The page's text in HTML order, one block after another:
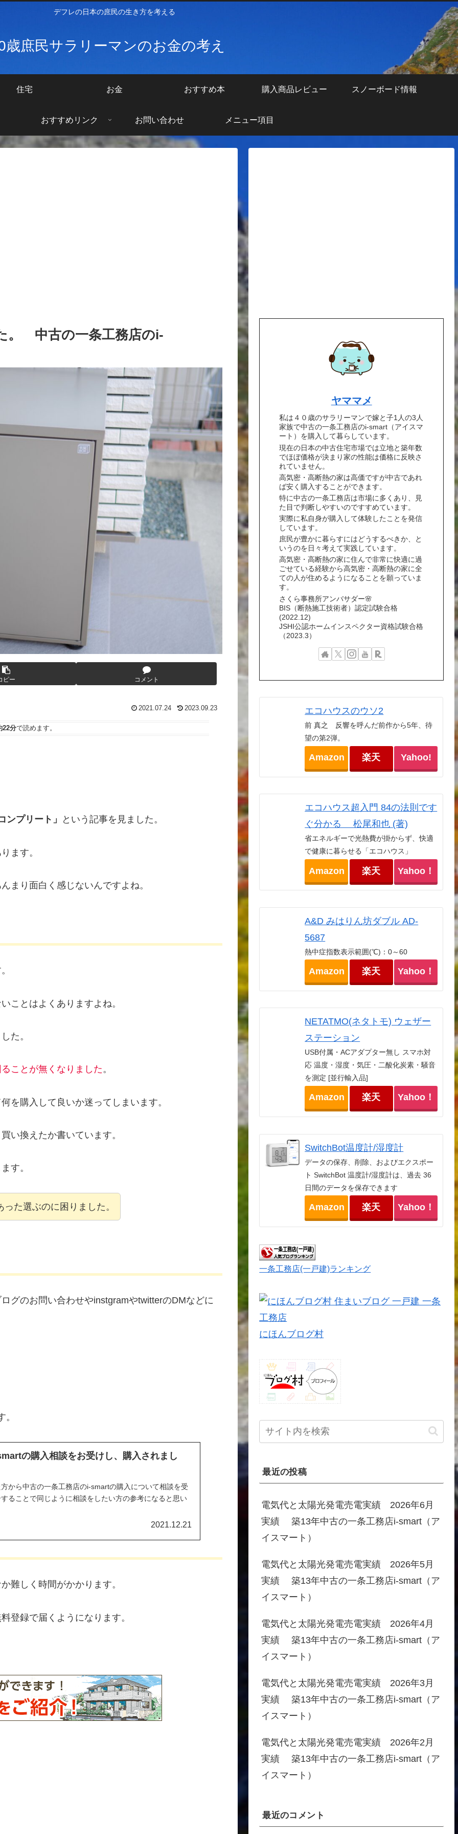
デフレの日本の庶民の生き方を考える
歳庶民サラリーマンのお金の考え
住宅 お金 おすすめ本 購入商品レビュー スノーボード情報
おすすめリンク お問い合わせ メニュー項目
。 中古の一条工務店のi-
ピー コメント
2021.07.24 2023.09.23
22分で読めます。
プリート」 という記事を見ました。
ます。
まり面白く感じないんですよね。
ことはよくありますよね。
た。
ことが無くなりました。
を購入して良いか迷ってしまいます。
い換えたか書いています。
す。
た選ぶのに困りました。
グのお問い合わせやinstgramやtwitterのDMなどに
の購入相談をお受けし、購入されまし
から中古の一条工務店のi-smartの購入について相談を受
ることで同じように相談をしたい方の参考になると思い
2021.12.21
難しく時間がかかります。
登録で届くようになります。
ヤママメ
私は４０歳のサラリーマンで嫁と子1人の3人
家族で中古の一条工務店のi-smart（アイスマ
ート）を購入して暮らしています。
現在の日本の中古住宅市場では立地と築年数
でほぼ価格が決まり家の性能は価格に反映さ
れていません。
高気密・高断熱の家は高価ですが中古であれ
ば安く購入することができます。
特に中古の一条工務店は市場に多くあり、見
た目で判断しやすいのですすめています。
実際に私自身が購入して体験したことを発信
しています。
庶民が豊かに暮らすにはどうするべきか、と
いうのを日々考えて実践しています。
高気密・高断熱の家に住んで非常に快適に過
ごせている経験から高気密・高断熱の家に全
ての人が住めるようになることを願っていま
す。
さくら事務所アンバサダー🌸
BIS（断熱施工技術者）認定試験合格
(2022.12)
JSHI公認ホームインスペクター資格試験合格
（2023.3）
エコハウスのウソ2
前 真之 反響を呼んだ前作から5年、待
望の第2弾。
Amazon 楽天 Yahoo!
エコハウス超入門 84の法則です
ぐ分かる 松尾和也 (著)
省エネルギーで光熱費が掛からず、快適
で健康に暮らせる「エコハウス」
Amazon 楽天 Yahoo！
A&D みはりん坊ダブル AD-
5687
熱中症指数表示範囲(℃)：0～60
Amazon 楽天 Yahoo！
NETATMO(ネタトモ) ウェザー
ステーション
USB付属・ACアダプター無し スマホ対
応 温度・湿度・気圧・二酸化炭素・騒音
を測定 [並行輸入品]
Amazon 楽天 Yahoo！
SwitchBot温度計/湿度計
データの保存、削除、およびエクスポー
ト SwitchBot 温度計/湿度計は、過去 36
日間のデータを保存できます
Amazon 楽天 Yahoo！
一条工務店(一戸建)ランキング
にほんブログ村
最近の投稿
電気代と太陽光発電売電実績 2026年6月
実績 築13年中古の一条工務店i-smart（ア
イスマート）
電気代と太陽光発電売電実績 2026年5月
実績 築13年中古の一条工務店i-smart（ア
イスマート）
電気代と太陽光発電売電実績 2026年4月
実績 築13年中古の一条工務店i-smart（ア
イスマート）
電気代と太陽光発電売電実績 2026年3月
実績 築13年中古の一条工務店i-smart（ア
イスマート）
電気代と太陽光発電売電実績 2026年2月
実績 築13年中古の一条工務店i-smart（ア
イスマート）
最近のコメント